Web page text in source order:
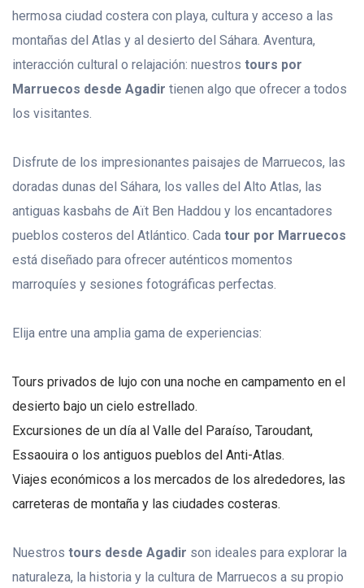
hermosa ciudad costera con playa, cultura y acceso a las
montañas del Atlas y al desierto del Sáhara. Aventura,
interacción cultural o relajación: nuestros tours por
Marruecos desde Agadir tienen algo que ofrecer a todos
los visitantes.
Disfrute de los impresionantes paisajes de Marruecos, las
doradas dunas del Sáhara, los valles del Alto Atlas, las
antiguas kasbahs de Aït Ben Haddou y los encantadores
pueblos costeros del Atlántico. Cada tour por Marruecos
está diseñado para ofrecer auténticos momentos
marroquíes y sesiones fotográficas perfectas.
Elija entre una amplia gama de experiencias:
Tours privados de lujo con una noche en campamento en el
desierto bajo un cielo estrellado.
Excursiones de un día al Valle del Paraíso, Taroudant,
Essaouira o los antiguos pueblos del Anti-Atlas.
Viajes económicos a los mercados de los alrededores, las
carreteras de montaña y las ciudades costeras.
Nuestros tours desde Agadir son ideales para explorar la
naturaleza, la historia y la cultura de Marruecos a su propio